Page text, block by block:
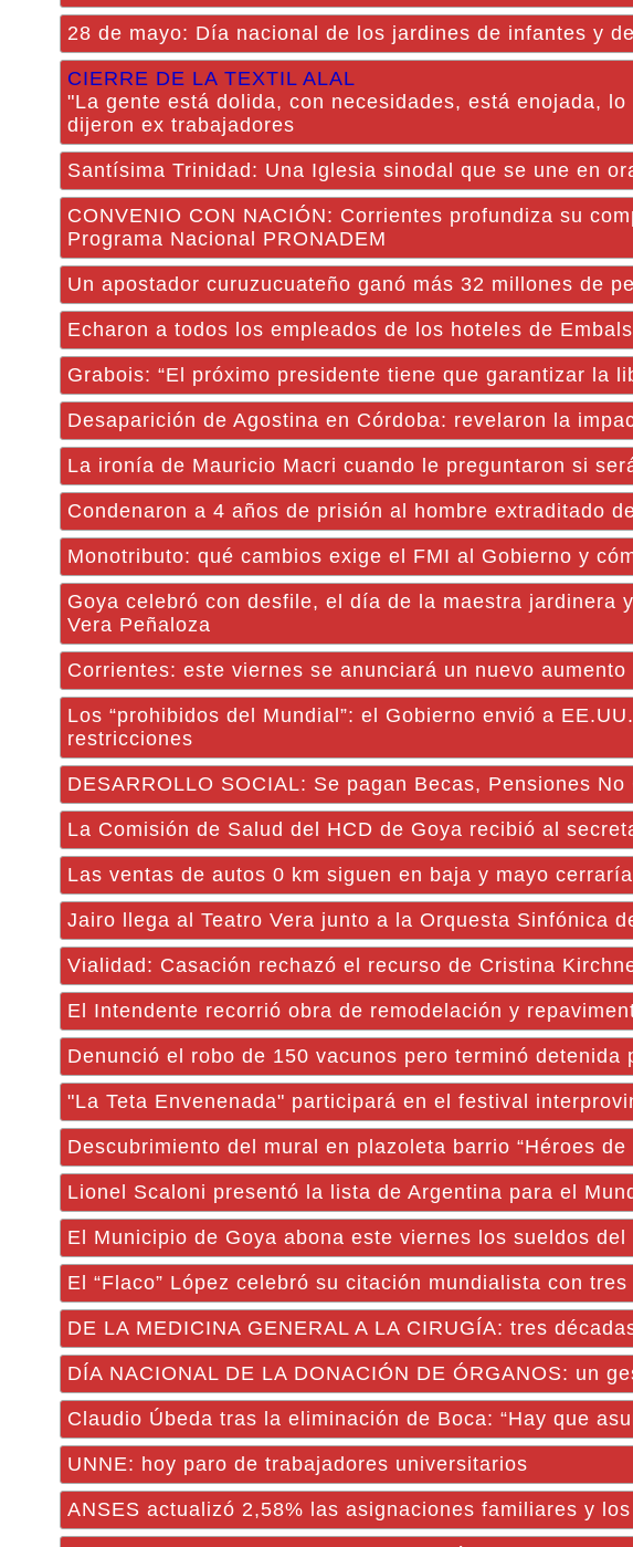
28 de mayo: Día nacional de los jardines de infantes y
CIERRE DE LA TEXTIL ALAL
"La gente está dolida, con necesidades, está enojada,
dijeron ex trabajadores
Santísima Trinidad: Una Iglesia sinodal que se une en
CONVENIO CON NACIÓN: Corrientes profundiza su
Programa Nacional PRONADEM
Un apostador curuzucuateño ganó más 32 millones de
Echaron a todos los empleados de los hoteles de
Grabois: “El próximo presidente tiene que garantizar la
Desaparición de Agostina en Córdoba: revelaron la
La ironía de Mauricio Macri cuando le preguntaron si
Condenaron a 4 años de prisión al hombre extraditado
Monotributo: qué cambios exige el FMI al Gobierno y
Goya celebró con desfile, el día de la maestra jardinera
Vera Peñaloza
Corrientes: este viernes se anunciará un nuevo
Los “prohibidos del Mundial”: el Gobierno envió a
restricciones
DESARROLLO SOCIAL: Se pagan Becas, Pensiones
La Comisión de Salud del HCD de Goya recibió al
Las ventas de autos 0 km siguen en baja y mayo
Jairo llega al Teatro Vera junto a la Orquesta Sinfónica
Vialidad: Casación rechazó el recurso de Cristina
El Intendente recorrió obra de remodelación y
Denunció el robo de 150 vacunos pero terminó detenida
"La Teta Envenenada" participará en el festival
Descubrimiento del mural en plazoleta barrio “Héroes de
Lionel Scaloni presentó la lista de Argentina para el
El Municipio de Goya abona este viernes los sueldos del
El “Flaco” López celebró su citación mundialista con
DE LA MEDICINA GENERAL A LA CIRUGÍA: tres
DÍA NACIONAL DE LA DONACIÓN DE ÓRGANOS: un
Claudio Úbeda tras la eliminación de Boca: “Hay que
UNNE: hoy paro de trabajadores universitarios
ANSES actualizó 2,58% las asignaciones familiares y